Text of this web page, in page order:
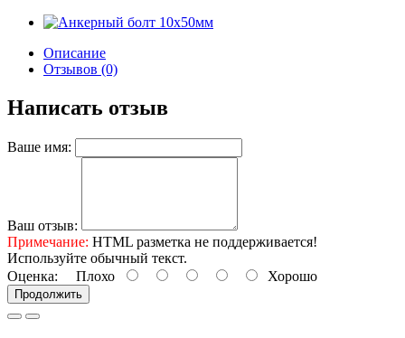
Описание
Отзывов (0)
Написать отзыв
Ваше имя:
Ваш отзыв:
Примечание: HTML разметка не поддерживается!
Используйте обычный текст.
Оценка: Плохо Хорошо
Продолжить